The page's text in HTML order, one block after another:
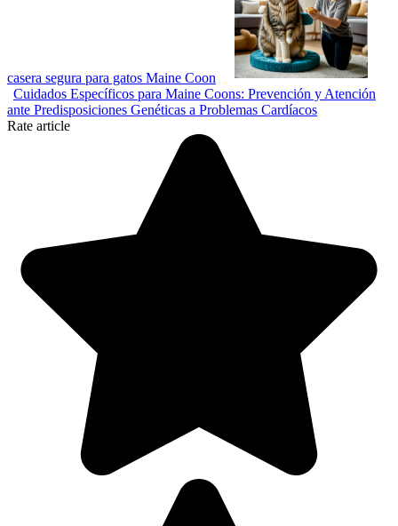
casera segura para gatos Maine Coon
Cuidados Específicos para Maine Coons: Prevención y Atención
ante Predisposiciones Genéticas a Problemas Cardíacos
Rate article